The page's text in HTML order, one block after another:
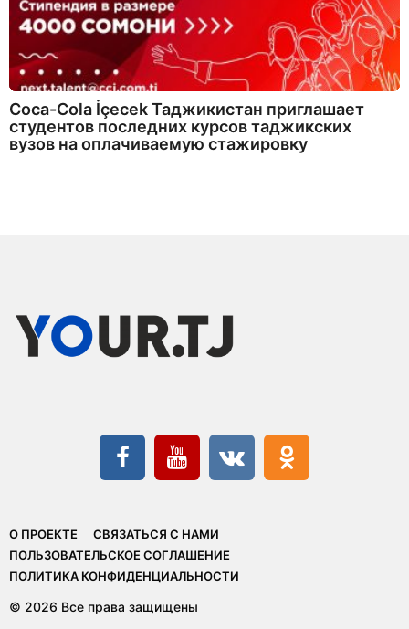
Coca-Cola İçecek Таджикистан приглашает
студентов последних курсов таджикских
вузов на оплачиваемую стажировку
О ПРОЕКТЕ
СВЯЗАТЬСЯ С НАМИ
ПОЛЬЗОВАТЕЛЬСКОЕ СОГЛАШЕНИЕ
ПОЛИТИКА КОНФИДЕНЦИАЛЬНОСТИ
© 2026 Все права защищены